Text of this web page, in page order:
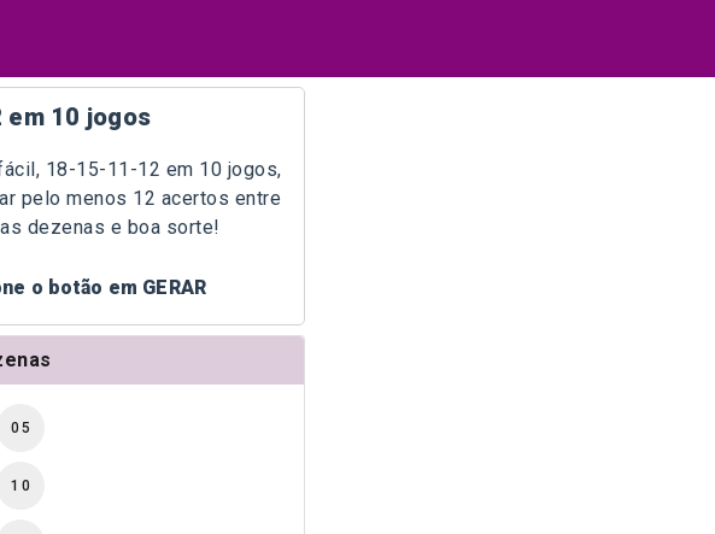
10 jogos
18-15-11-12 em 10 jogos,
pelo menos 12 acertos entre
dezenas e boa sorte!
o botão em GERAR
05
10